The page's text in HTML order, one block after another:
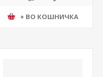
+ ВО КОШНИЧКА